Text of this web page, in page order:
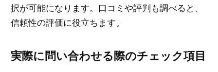
択が可能になります。口コミや評判も調べると、
信頼性の評価に役立ちます。
実際に問い合わせる際のチェック項目